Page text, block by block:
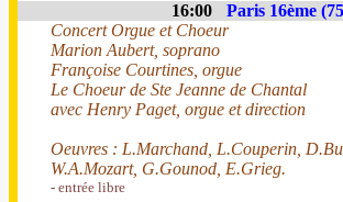
16:00 Paris 16ème
Concert Orgue et Choeur
Marion Aubert, soprano
Françoise Courtines, orgue
Le Choeur de Ste Jeanne de Chantal
avec Henry Paget, orgue et direction
Oeuvres : L.Marchand, L.Couperin,
W.A.Mozart, G.Gounod, E.Grieg.
- entrée libre